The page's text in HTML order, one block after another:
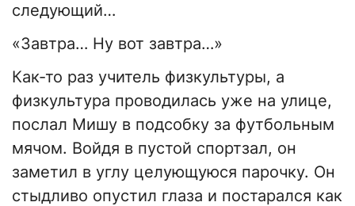
следующий…
«Завтра… Ну вот завтра…»
Как-то раз учитель физкультуры, а
физкультура проводилась уже на улице,
послал Мишу в подсобку за футбольным
мячом. Войдя в пустой спортзал, он
заметил в углу целующуюся парочку. Он
стыдливо опустил глаза и постарался как